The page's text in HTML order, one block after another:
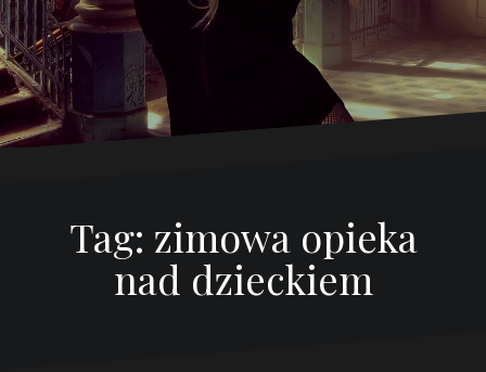
Tag: zimowa opieka
nad dzieckiem